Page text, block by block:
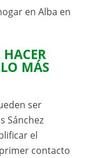
en Alba en
MÁS
ser
Sánchez
el
contacto